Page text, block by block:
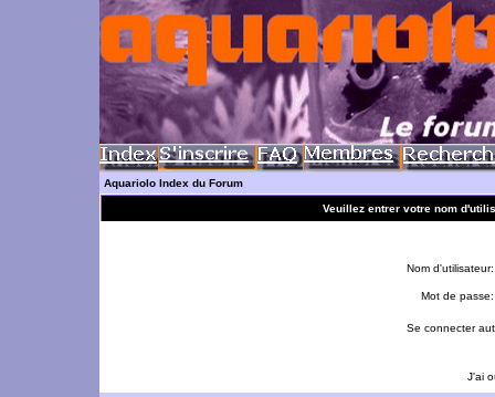
Aquariolo Index du Forum
Veuillez entrer votre nom
Nom d'utilisateur:
Mot de passe:
Se connecter
J'ai